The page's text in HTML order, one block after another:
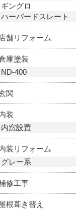
ギングロ
ハーバードスレート
店舗リフォーム
庫塗装
ND-400
関
装
内窓設置
装リフォーム
グレー系
修工事
屋根葺き替え